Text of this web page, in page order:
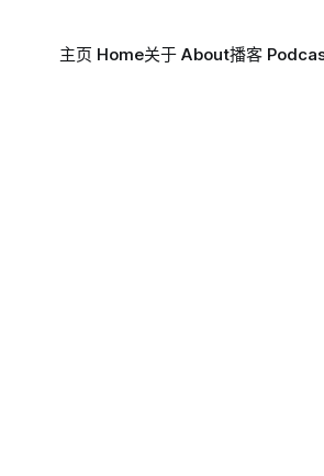
主页 Home关于 About播客